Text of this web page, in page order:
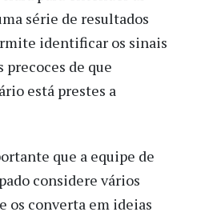
série de resultados
identificar os sinais
precoces de que
está prestes a
que a equipe de
considere vários
os converta em ideias